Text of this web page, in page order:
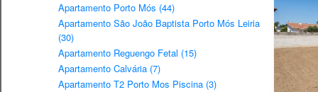
Apartamento Porto Mós (44)
Apartamento São João Baptista Porto Mós Leiria
(30)
Apartamento Reguengo Fetal (15)
Apartamento Calvária (7)
Apartamento T2 Porto Mos Piscina (3)